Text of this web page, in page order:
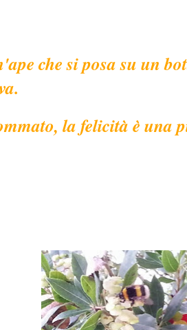
che si posa su un
la felicità è una